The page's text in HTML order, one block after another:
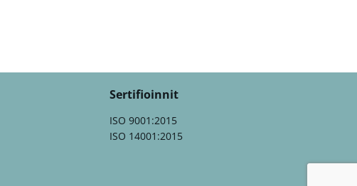
Sertifioinnit
ISO 9001:2015
ISO 14001:2015